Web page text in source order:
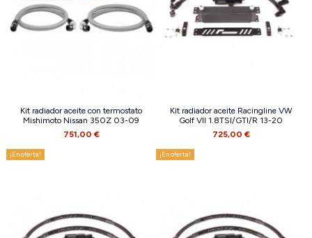
Kit radiador aceite con termostato
Mishimoto Nissan 350Z 03-09
751,00 €
Kit radiador aceite Racingline VW
Golf VII 1.8TSI/GTI/R 13-20
725,00 €
¡En oferta! ¡En oferta!